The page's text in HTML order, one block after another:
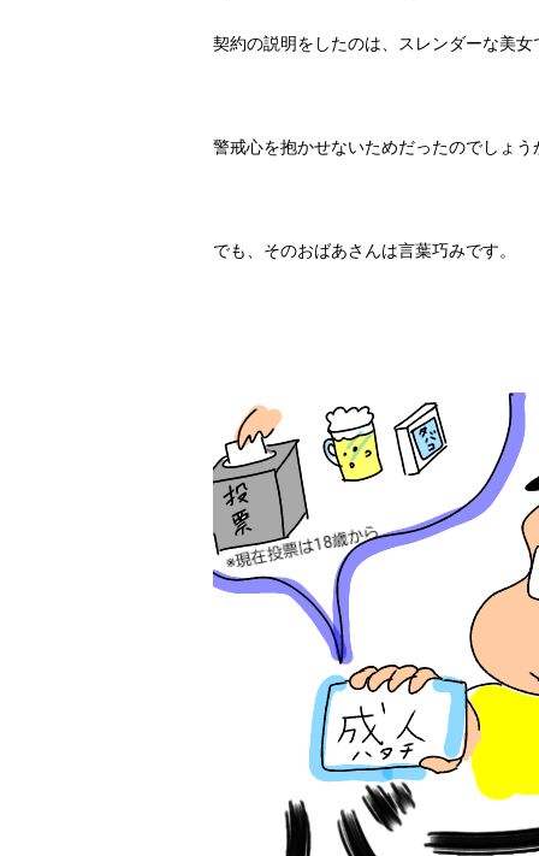
契約の説明をしたのは、スレンダーな美
警戒心を抱かせないためだったのでしょ
でも、そのおばあさんは言葉巧みです。